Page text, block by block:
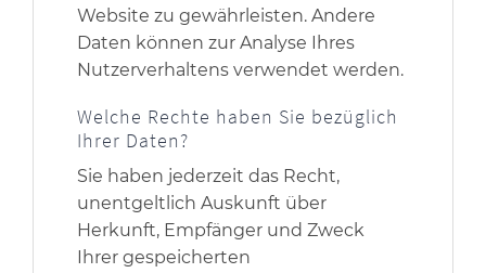
Website zu gewährleisten. Andere
Daten können zur Analyse Ihres
Nutzerverhaltens verwendet werden.
Welche Rechte haben Sie bezüglich
Ihrer Daten?
Sie haben jederzeit das Recht,
unentgeltlich Auskunft über
Herkunft, Empfänger und Zweck
Ihrer gespeicherten